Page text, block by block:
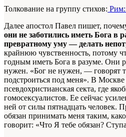
Толкование на группу стихов: Рим:
Далее апостол Павел пишет,
они не заботились иметь Бога в
превратному уму — делать
крайнюю чувственность, потому
годным иметь Бога в разуме. Они
нужен. «Бог не нужен, — говорят
подстроиться под меня». В Москве
псевдохристианская секта, где
гомосексуалистов. Ее сейчас
ней от силы пятнадцать человек.
обязан принимать меня таким,
говорит: «Что Я тебе обязан?